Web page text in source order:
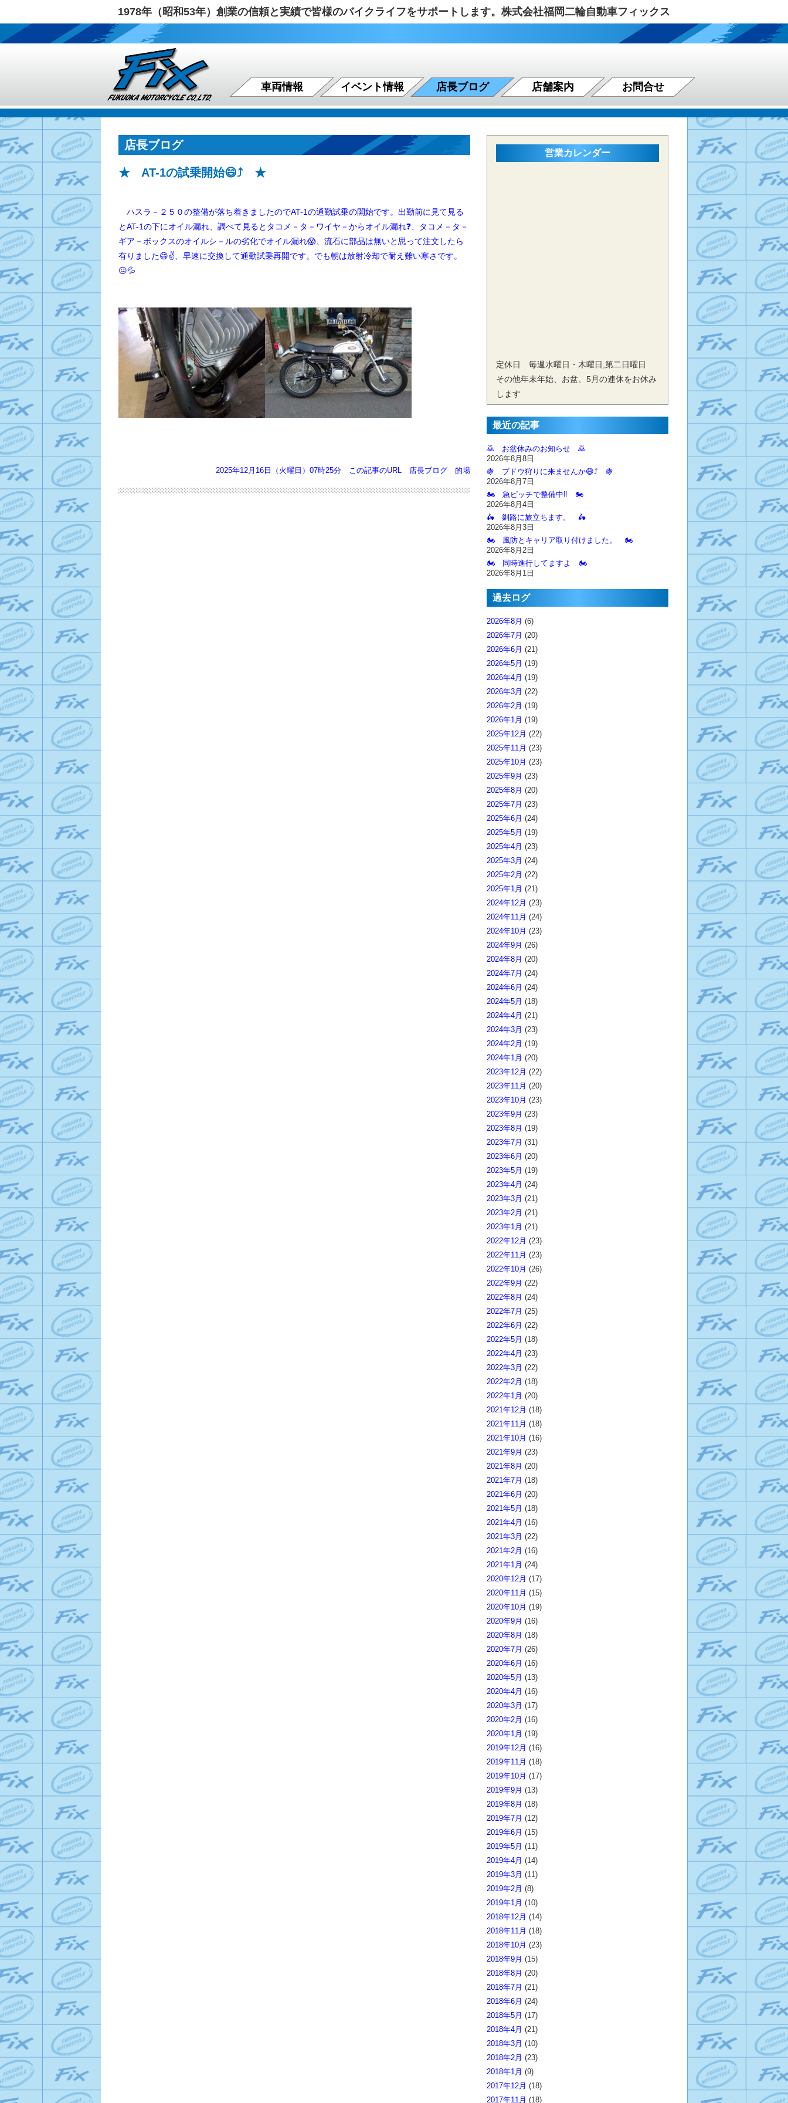
1978年（昭和53年）創業の信頼と実績で皆様のバイクライフをサポートします。株式会社福岡二輪自動車フィックス
車両情報 イベント情報 店長ブログ 店舗案内 お問合せ
店長ブログ
★ AT-1の試乗開始😄⤴️ ★
ハスラ－２５０の整備が落ち着きましたのでAT-1の通勤試乗の開始です。出勤前に見て見る
とAT-1の下にオイル漏れ、調べて見るとタコメ－タ－ワイヤ－からオイル漏れ❓、タコメ－タ－
ギア－ボックスのオイルシ－ルの劣化でオイル漏れ😱、流石に部品は無いと思って注文したら
有りました😄✌️、早速に交換して通勤試乗再開です。でも朝は放射冷却で耐え難い寒さです。
😖💦
2025年12月16日（火曜日）07時25分 この記事のURL 店長ブログ 的場
営業カレンダー
定休日 毎週水曜日・木曜日,第二日曜日
その他年末年始、お盆、5月の連休をお休み
します
最近の記事
🙇‍ お盆休みのお知らせ 🙇‍
2026年8月8日
🍇 ブドウ狩りに来ませんか😄⤴️ 🍇
2026年8月7日
🏍️ 急ピッチで整備中‼️ 🏍️
2026年8月4日
🛵 釧路に旅立ちます。 🛵
2026年8月3日
🏍️ 風防とキャリア取り付けました。 🏍️
2026年8月2日
🏍️ 同時進行してますよ 🏍️
2026年8月1日
過去ログ
2026年8月 (6)
2026年7月 (20)
2026年6月 (21)
2026年5月 (19)
2026年4月 (19)
2026年3月 (22)
2026年2月 (19)
2026年1月 (19)
2025年12月 (22)
2025年11月 (23)
2025年10月 (23)
2025年9月 (23)
2025年8月 (20)
2025年7月 (23)
2025年6月 (24)
2025年5月 (19)
2025年4月 (23)
2025年3月 (24)
2025年2月 (22)
2025年1月 (21)
2024年12月 (23)
2024年11月 (24)
2024年10月 (23)
2024年9月 (26)
2024年8月 (20)
2024年7月 (24)
2024年6月 (24)
2024年5月 (18)
2024年4月 (21)
2024年3月 (23)
2024年2月 (19)
2024年1月 (20)
2023年12月 (22)
2023年11月 (20)
2023年10月 (23)
2023年9月 (23)
2023年8月 (19)
2023年7月 (31)
2023年6月 (20)
2023年5月 (19)
2023年4月 (24)
2023年3月 (21)
2023年2月 (21)
2023年1月 (21)
2022年12月 (23)
2022年11月 (23)
2022年10月 (26)
2022年9月 (22)
2022年8月 (24)
2022年7月 (25)
2022年6月 (22)
2022年5月 (18)
2022年4月 (23)
2022年3月 (22)
2022年2月 (18)
2022年1月 (20)
2021年12月 (18)
2021年11月 (18)
2021年10月 (16)
2021年9月 (23)
2021年8月 (20)
2021年7月 (18)
2021年6月 (20)
2021年5月 (18)
2021年4月 (16)
2021年3月 (22)
2021年2月 (16)
2021年1月 (24)
2020年12月 (17)
2020年11月 (15)
2020年10月 (19)
2020年9月 (16)
2020年8月 (18)
2020年7月 (26)
2020年6月 (16)
2020年5月 (13)
2020年4月 (16)
2020年3月 (17)
2020年2月 (16)
2020年1月 (19)
2019年12月 (16)
2019年11月 (18)
2019年10月 (17)
2019年9月 (13)
2019年8月 (18)
2019年7月 (12)
2019年6月 (15)
2019年5月 (11)
2019年4月 (14)
2019年3月 (11)
2019年2月 (8)
2019年1月 (10)
2018年12月 (14)
2018年11月 (18)
2018年10月 (23)
2018年9月 (15)
2018年8月 (20)
2018年7月 (21)
2018年6月 (24)
2018年5月 (17)
2018年4月 (21)
2018年3月 (10)
2018年2月 (23)
2018年1月 (9)
2017年12月 (18)
2017年11月 (18)